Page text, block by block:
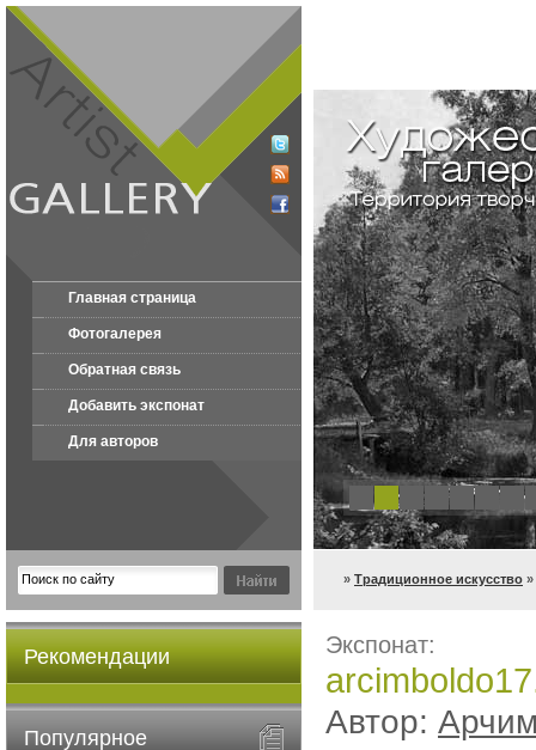
Главная страница
Фотогалерея
Обратная связь
Добавить экспонат
Для авторов
» Традиционное искусство
Рекомендации
Популярное
Экспонат:
Автор: